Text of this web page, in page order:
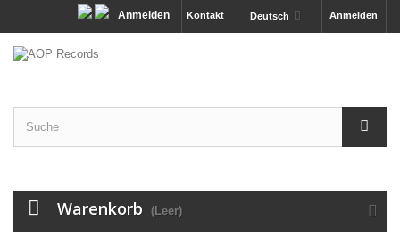
Anmelden
Deutsch
Kontakt
Anmelden
Warenkorb (Leer)